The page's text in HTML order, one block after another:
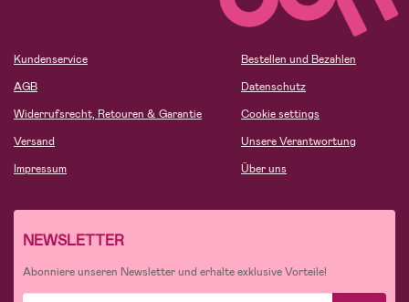
Kundenservice
AGB
Widerrufsrecht, Retouren & Garantie
Versand
Impressum
Bestellen und Bezahlen
Datenschutz
Cookie settings
Unsere Verantwortung
Über uns
NEWSLETTER
Abonniere unseren Newsletter und erhalte exklusive Vorteile!